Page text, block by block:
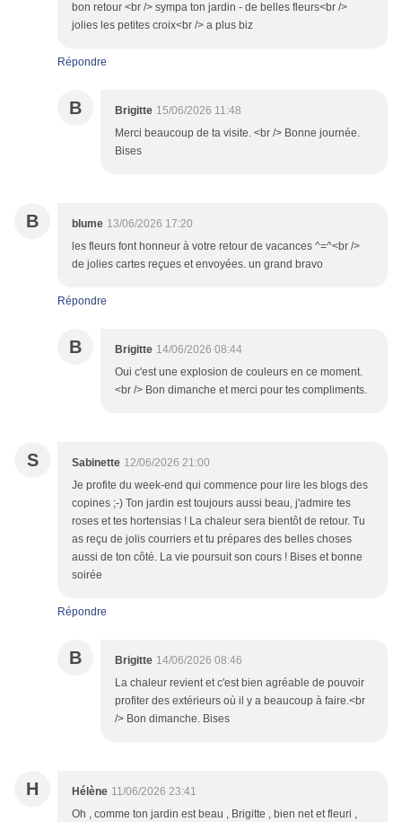
bon retour <br /> sympa ton jardin - de belles fleurs<br />
jolies les petites croix<br /> a plus biz
Répondre
B Brigitte 15/06/2026 11:48
Merci beaucoup de ta visite. <br /> Bonne journée.
Bises
B blume 13/06/2026 17:20
les fleurs font honneur à votre retour de vacances ^=^<br />
de jolies cartes reçues et envoyées. un grand bravo
Répondre
B Brigitte 14/06/2026 08:44
Oui c'est une explosion de couleurs en ce moment.
<br /> Bon dimanche et merci pour tes compliments.
S Sabinette 12/06/2026 21:00
Je profite du week-end qui commence pour lire les blogs des
copines ;-) Ton jardin est toujours aussi beau, j'admire tes
roses et tes hortensias ! La chaleur sera bientôt de retour. Tu
as reçu de jolis courriers et tu prépares des belles choses
aussi de ton côté. La vie poursuit son cours ! Bises et bonne
soirée
Répondre
B Brigitte 14/06/2026 08:46
La chaleur revient et c'est bien agréable de pouvoir
profiter des extérieurs où il y a beaucoup à faire.<br
/> Bon dimanche. Bises
H Hélène 11/06/2026 23:41
Oh , comme ton jardin est beau , Brigitte , bien net et fleuri ,